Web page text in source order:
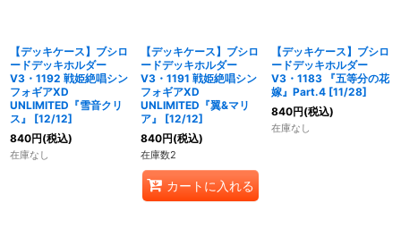
【デッキケース】ブシロ
ードデッキホルダー
V3・1192 戦姫絶唱シン
フォギアXD
UNLIMITED『雪音クリ
ス』 [12/12]
840円(税込)
在庫なし
【デッキケース】ブシロ
ードデッキホルダー
V3・1191 戦姫絶唱シン
フォギアXD
UNLIMITED『翼&マリ
ア』 [12/12]
840円(税込)
在庫数2
カートに入れる
【デッキケース】ブシロ
ードデッキホルダー
V3・1183 『五等分の花
嫁』Part.4 [11/28]
840円(税込)
在庫なし